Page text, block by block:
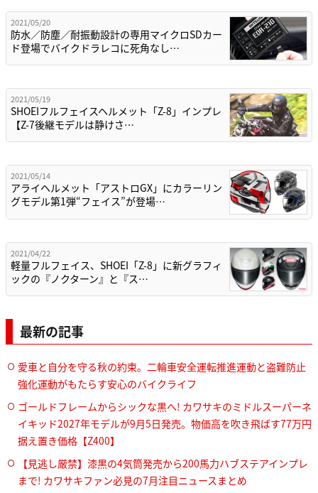
2021/05/20
防水／防塵／耐振動設計の専用マイクロSDカー
ド登場でバイクドラレコに死角なし…
2021/05/19
SHOEIフルフェイスヘルメット「Z-8」インプレ
【Z-7後継モデルは静けさ…
2021/05/14
アライヘルメット「アストロGX」にカラーリン
グモデル第1弾“フェイス”が登場…
2021/04/22
軽量フルフェイス、SHOEI「Z-8」に新グラフィ
ックの『ノクターン』と『ス…
最新の記事
愛車と自分を守る秋の約束。二輪車安全運転推進運動と盗難防止
強化運動がもたらす安心のバイクライフ
ゴールドフレームからシックな黒へ! カワサキのミドルスーパーネ
イキッド2027年モデルが9月5日発売。物価高を吹き飛ばす77万円
据え置き価格【Z400】
【見逃し厳禁】漆黒の4気筒発売から200馬力ハブステアインプレ
まで! カワサキファン必見の7月注目ニュースまとめ